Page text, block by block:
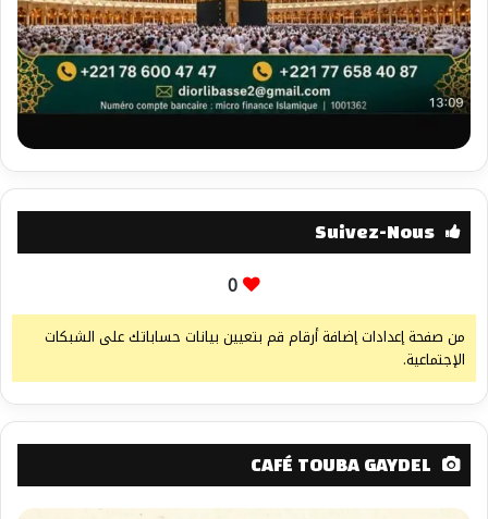
Suivez-Nous
0
من صفحة إعدادات إضافة أرقام قم بتعيين بيانات حساباتك على الشبكات
الإجتماعية.
CAFÉ TOUBA GAYDEL